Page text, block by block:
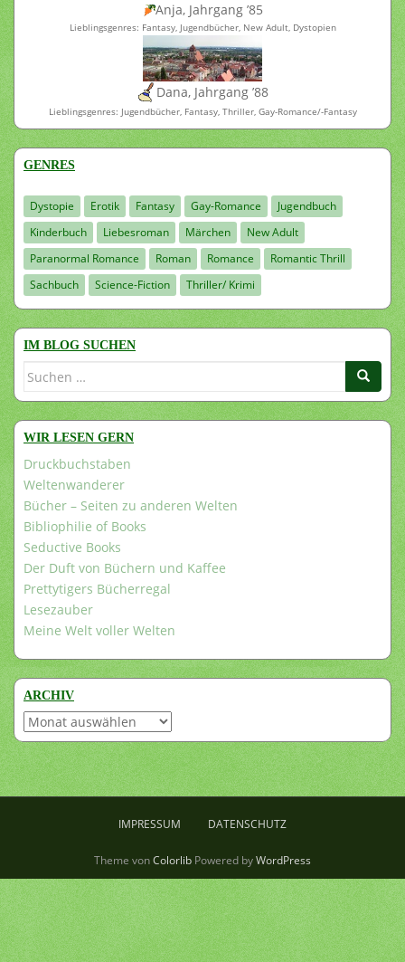
Anja, Jahrgang ’85
Lieblingsgenres: Fantasy, Jugendbücher, New Adult, Dystopien
Dana, Jahrgang ’88
Lieblingsgenres: Jugendbücher, Fantasy, Thriller, Gay-Romance/-Fantasy
GENRES
Dystopie Erotik Fantasy Gay-Romance
Jugendbuch
Kinderbuch
Liebesroman Märchen
New Adult
Paranormal Romance
Roman Romance
Romantic Thrill
Sachbuch
Science-Fiction Thriller/ Krimi
IM BLOG SUCHEN
Suchen
WIR LESEN GERN
Druckbuchstaben
Weltenwanderer
Bücher – Seiten zu anderen Welten
Bibliophilie of Books
Seductive Books
Der Duft von Büchern und Kaffee
Prettytigers Bücherregal
Lesezauber
Meine Welt voller Welten
ARCHIV
Archiv
IMPRESSUM DATENSCHUTZ
Theme vonColorlib Powered byWordPress